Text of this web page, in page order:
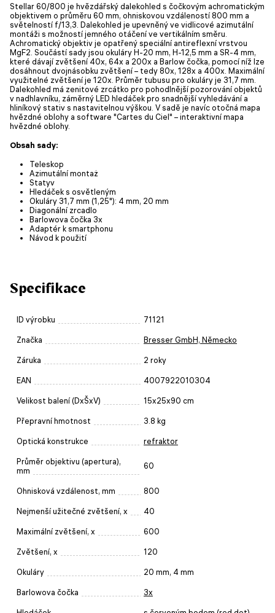
Stellar 60/800 je hvězdářský dalekohled s čočkovým achromatickým
objektivem o průměru 60 mm, ohniskovou vzdáleností 800 mm a
světelností f/13,3. Dalekohled je upevněný ve vidlicové azimutální
montáži s možností jemného otáčení ve vertikálním směru.
Achromatický objektiv je opatřený speciální antireflexní vrstvou
MgF2. Součástí sady jsou okuláry H-20 mm, H-12,5 mm a SR-4 mm,
které dávají zvětšení 40x, 64x a 200x a Barlow čočka, pomocí níž lze
dosáhnout dvojnásobku zvětšení – tedy 80x, 128x a 400x. Maximální
využitelné zvětšení je 120x. Průměr tubusu pro okuláry je 31,7 mm.
Dalekohled má zenitové zrcátko pro pohodlnější pozorování objektů
v nadhlavníku, záměrný LED hledáček pro snadnější vyhledávání a
hliníkový stativ s nastavitelnou výškou. V sadě je navíc otočná mapa
hvězdné oblohy a software "Cartes du Ciel" – interaktivní mapa
hvězdné oblohy.
Obsah sady:
Teleskop
Azimutální montaż
Statyv
Hledáček s osvětleným
Okuláry 31,7 mm (1,25"): 4 mm, 20 mm
Diagonální zrcadlo
Barlowova čočka 3x
Adaptér k smartphonu
Návod k použití
Specifikace
ID výrobku 71121
Značka Bresser GmbH, Německo
Záruka 2 roky
EAN 4007922010304
Velikost balení (DxŠxV) 15x25x90 cm
Přepravní hmotnost 3.8 kg
Optická konstrukce refraktor
Průměr objektivu (apertura),
mm
60
Ohnisková vzdálenost, mm 800
Nejmenší užitečné zvětšení, x 40
Maximální zvětšení, x 600
Zvětšení, x 120
Okuláry 20 mm, 4 mm
Barlowova čočka 3x